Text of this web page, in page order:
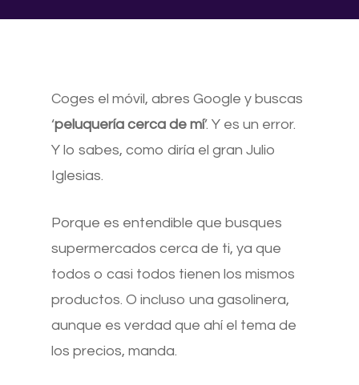
Coges el móvil, abres Google y buscas
‘peluquería cerca de mí’. Y es un error.
Y lo sabes, como diría el gran Julio
Iglesias.
Porque es entendible que busques
supermercados cerca de ti, ya que
todos o casi todos tienen los mismos
productos. O incluso una gasolinera,
aunque es verdad que ahí el tema de
los precios, manda.